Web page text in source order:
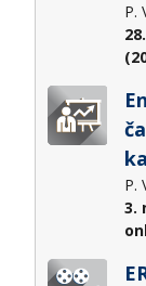
P.
3.